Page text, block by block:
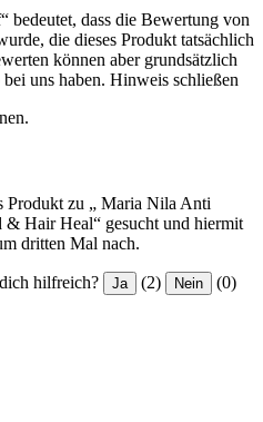
bedeutet, dass die Bewertung von
die dieses Produkt tatsächlich
können aber grundsätzlich
uns haben. Hinweis schließen
Produkt zu „ Maria Nila Anti
& Hair Heal“ gesucht und hiermit
dritten Mal nach.
hilfreich? Ja (2) Nein (0)